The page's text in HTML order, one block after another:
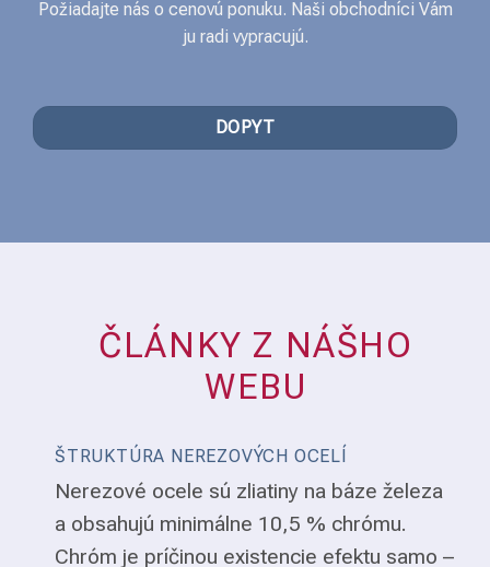
Požiadajte nás o cenovú ponuku. Naši obchodníci Vám
ju radi vypracujú.
DOPYT
ČLÁNKY Z NÁŠHO
WEBU
ŠTRUKTÚRA NEREZOVÝCH OCELÍ
Nerezové ocele sú zliatiny na báze železa
a obsahujú minimálne 10,5 % chrómu.
Chróm je príčinou existencie efektu samo –